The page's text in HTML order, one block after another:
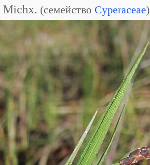
Michx. (семейство Cyperaceae)